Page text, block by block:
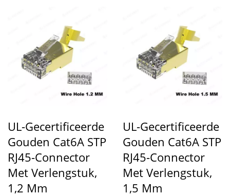
UL-Gecertificeerde
Gouden Cat6A STP
RJ45-Connector
Met Verlengstuk,
1,2 Mm
UL-Gecertificeerde
Gouden Cat6A STP
RJ45-Connector
Met Verlengstuk,
1,5 Mm